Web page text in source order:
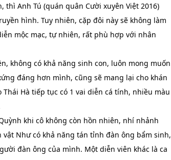
Anh Tú (quán quân Cười xuyên Việt 2016)
hình. Tuy nhiên, cặp đôi này sẽ không làm
mộc mạc, tự nhiên, rất phù hợp với nhân
không có khả năng sinh con, luôn mong muốn
đáng hơn mình, cũng sẽ mang lại cho khán
Hà tiếp tục có 1 vai diễn cá tính, nhiều màu
khi cô không còn hồn nhiên, nhí nhảnh
Như có khả năng tán tỉnh đàn ông bẩm sinh,
đàn ông của mình. Một diễn viên khác là ca